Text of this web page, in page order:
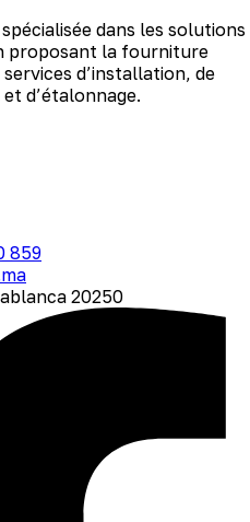
dans les solutions
proposant la fourniture
services d’installation, de
d’étalonnage.
859
20250